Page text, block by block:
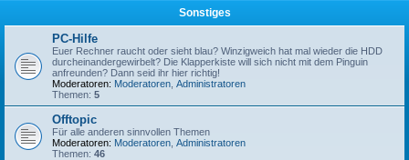
Sonstiges
PC-Hilfe
Euer Rechner raucht oder sieht blau? Winzigweich hat mal wieder die HDD
durcheinandergewirbelt? Die Klapperkiste will sich nicht mit dem Pinguin
anfreunden? Dann seid ihr hier richtig!
Moderatoren: Moderatoren Administratoren
Themen: 5
Offtopic
Für alle anderen sinnvollen Themen
Moderatoren: Moderatoren Administratoren
Themen: 46